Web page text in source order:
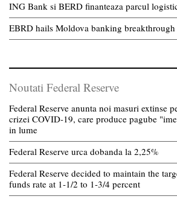
ING Bank si BERD finanteaza parcul
EBRD hails Moldova banking breakthrough
Noutati Federal Reserve
Federal Reserve anunta noi masuri extinse
crizei COVID-19, care produce pagube
in lume
Federal Reserve urca dobanda la 2,25%
Federal Reserve decided to maintain the
funds rate at 1-1/2 to 1-3/4 percent